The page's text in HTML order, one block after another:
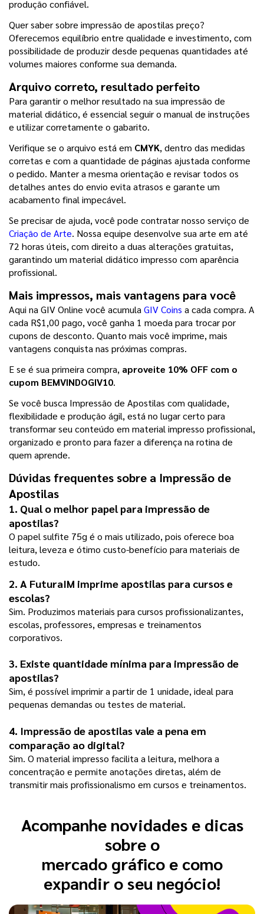
produção confiável.
Quer saber sobre impressão de apostilas preço?
Oferecemos equilíbrio entre qualidade e investimento, com
possibilidade de produzir desde pequenas quantidades até
volumes maiores conforme sua demanda.
Arquivo correto, resultado perfeito
Para garantir o melhor resultado na sua impressão de
material didático, é essencial seguir o manual de instruções
e utilizar corretamente o gabarito.
Verifique se o arquivo está em CMYK, dentro das medidas
corretas e com a quantidade de páginas ajustada conforme
o pedido. Manter a mesma orientação e revisar todos os
detalhes antes do envio evita atrasos e garante um
acabamento final impecável.
Criação de Arte. Nossa equipe desenvolve sua arte em até
72 horas úteis, com direito a duas alterações gratuitas,
garantindo um material didático impresso com aparência
profissional.
Mais impressos, mais vantagens para você
Aqui na GIV Online você acumula GIV Coins a cada compra. A
cada R$1,00 pago, você ganha 1 moeda para trocar por
cupons de desconto. Quanto mais você imprime, mais
vantagens conquista nas próximas compras.
E se é sua primeira compra, aproveite 10% OFF com o
cupom BEMVINDOGIV10.
Se você busca Impressão de Apostilas com qualidade,
flexibilidade e produção ágil, está no lugar certo para
transformar seu conteúdo em material impresso profissional,
organizado e pronto para fazer a diferença na rotina de
quem aprende.
Dúvidas frequentes sobre a Impressão de
Apostilas
1. Qual o melhor papel para impressão de
apostilas?
O papel sulfite 75g é o mais utilizado, pois oferece boa
leitura, leveza e ótimo custo-benefício para materiais de
estudo.
2. A FuturaIM imprime apostilas para cursos e
escolas?
Sim. Produzimos materiais para cursos profissionalizantes,
escolas, professores, empresas e treinamentos
corporativos.
3. Existe quantidade mínima para impressão de
apostilas?
Sim, é possível imprimir a partir de 1 unidade, ideal para
pequenas demandas ou testes de material.
4. Impressão de apostilas vale a pena em
comparação ao digital?
Sim. O material impresso facilita a leitura, melhora a
concentração e permite anotações diretas, além de
transmitir mais profissionalismo em cursos e treinamentos.
Acompanhe novidades e dicas
sobre o
mercado gráfico e como
expandir o seu negócio!